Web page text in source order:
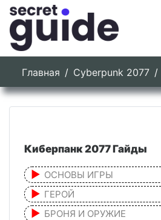
Главная Cyberpunk 2077
Киберпанк 2077 Гайды
ОСНОВЫ ИГРЫ
ГЕРОЙ
БРОНЯ И ОРУЖИЕ